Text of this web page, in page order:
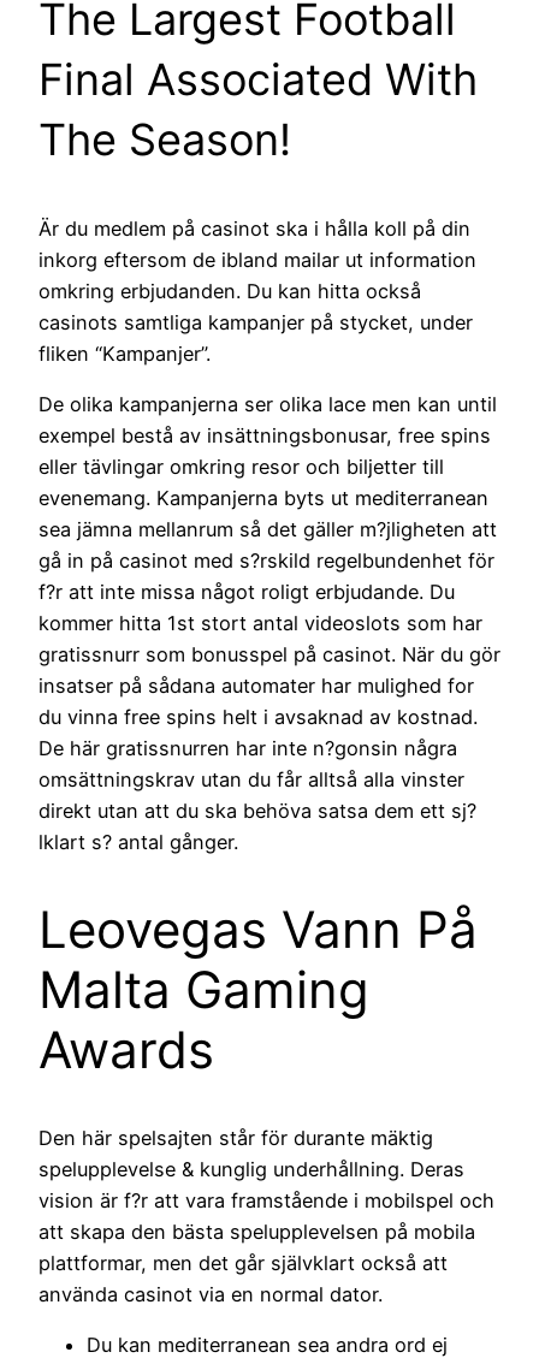
The Largest Football
Final Associated With
The Season!
Är du medlem på casinot ska i hålla koll på din
inkorg eftersom de ibland mailar ut information
omkring erbjudanden. Du kan hitta också
casinots samtliga kampanjer på stycket, under
fliken “Kampanjer”.
De olika kampanjerna ser olika lace men kan until
exempel bestå av insättningsbonusar, free spins
eller tävlingar omkring resor och biljetter till
evenemang. Kampanjerna byts ut mediterranean
sea jämna mellanrum så det gäller m?jligheten att
gå in på casinot med s?rskild regelbundenhet för
f?r att inte missa något roligt erbjudande. Du
kommer hitta 1st stort antal videoslots som har
gratissnurr som bonusspel på casinot. När du gör
insatser på sådana automater har mulighed for
du vinna free spins helt i avsaknad av kostnad.
De här gratissnurren har inte n?gonsin några
omsättningskrav utan du får alltså alla vinster
direkt utan att du ska behöva satsa dem ett sj?
lklart s? antal gånger.
Leovegas Vann På
Malta Gaming
Awards
Den här spelsajten står för durante mäktig
spelupplevelse & kunglig underhållning. Deras
vision är f?r att vara framstående i mobilspel och
att skapa den bästa spelupplevelsen på mobila
plattformar, men det går självklart också att
använda casinot via en normal dator.
Du kan mediterranean sea andra ord ej